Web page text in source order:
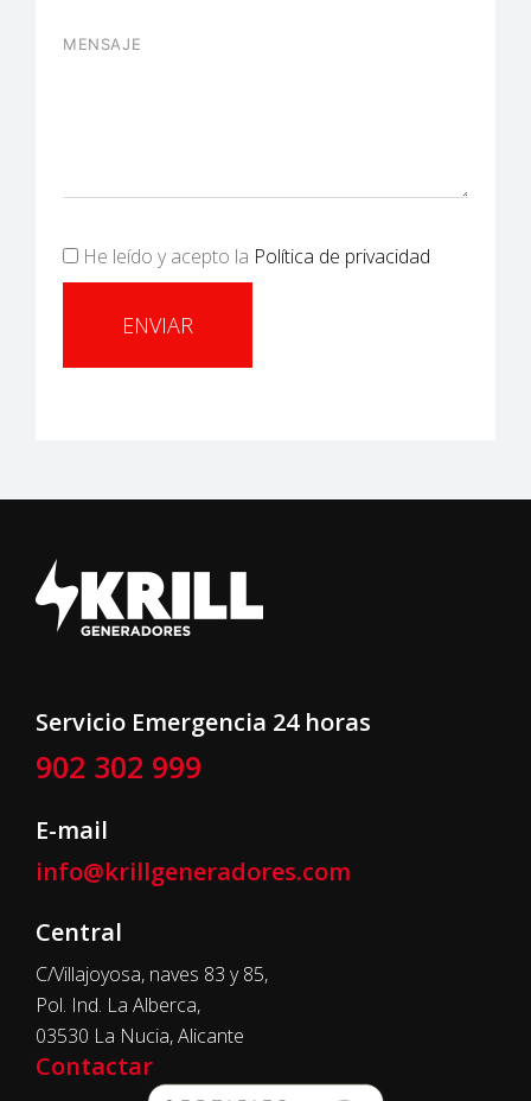
He leído y acepto la Política de privacidad
Servicio Emergencia 24 horas
902 302 999
E-mail
info@krillgeneradores.com
Central
C/Villajoyosa, naves 83 y 85,
Pol. Ind. La Alberca,
03530 La Nucia, Alicante
Contactar